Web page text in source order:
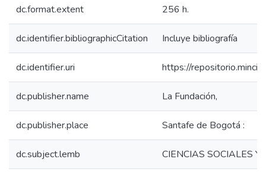
dc.format.extent 256 h.
dc.identifier.bibliographicCitation Incluye bibliografía
dc.identifier.uri https://
dc.publisher.name La Fundación,
dc.publisher.place Santafe de Bogotá :
dc.subject.lemb CIENCIAS SOCIALES